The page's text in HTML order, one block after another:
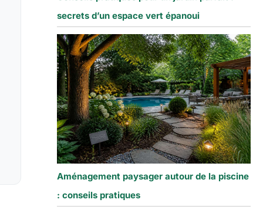
secrets d’un espace vert épanoui
Aménagement paysager autour de la piscine
: conseils pratiques